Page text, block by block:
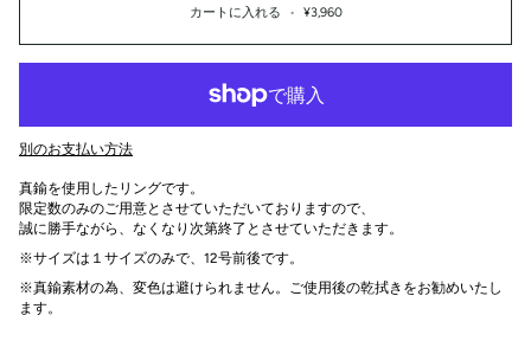
カートに入れる • ¥3,960
別のお支払い方法
真鍮を使用したリングです。
限定数のみのご用意とさせていただいておりますので、
誠に勝手ながら、なくなり次第終了とさせていただきます。
※サイズは１サイズのみで、12号前後です。
※真鍮素材の為、変色は避けられません。ご使用後の乾拭きをお勧めいたし
ます。